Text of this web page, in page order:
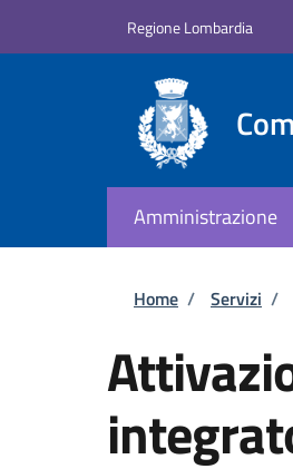
Regione Lombardia
Amministrazione
Briciole
Home / Servizi /